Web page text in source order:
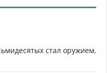
стал оружием,